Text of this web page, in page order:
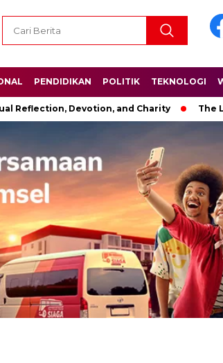
PENDIDIKAN POLITIK TEKNOLOGI
Devotion, and Charity The Latest News